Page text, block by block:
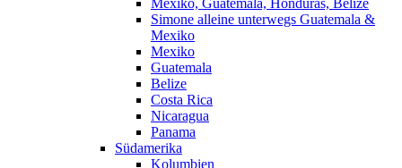
Mexiko, Guatemala, Honduras, Belize
Simone alleine unterwegs Guatemala &
Mexiko
Mexiko
Guatemala
Belize
Costa Rica
Nicaragua
Panama
Südamerika
Kolumbien